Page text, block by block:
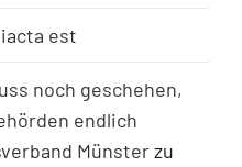
est
noch geschehen,
endlich
Münsterzu